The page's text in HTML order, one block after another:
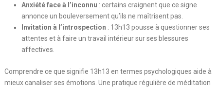
Anxiété face à l’inconnu : certains craignent que ce signe
annonce un bouleversement qu’ils ne maîtrisent pas.
Invitation à l’introspection : 13h13 pousse à questionner ses
attentes et à faire un travail intérieur sur ses blessures
affectives.
Comprendre ce que signifie 13h13 en termes psychologiques aide à
mieux canaliser ses émotions. Une pratique régulière de méditation